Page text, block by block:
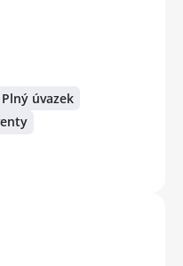
Plný úvazek